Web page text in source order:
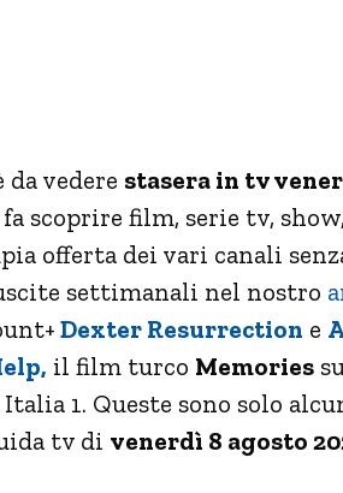
da vedere stasera in tv
scoprire film, serie tv,
offerta dei vari canali
settimanali nel nostro
Dexter Resurrection e
il film turco Memories
Italia 1. Queste sono solo
tv di venerdì 8 agosto